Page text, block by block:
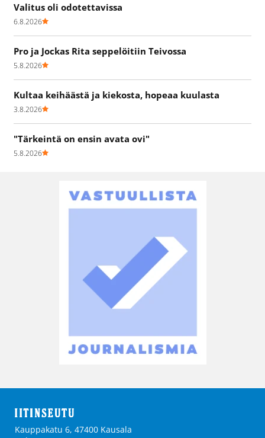
Valitus oli odotettavissa
6.8.2026
Pro ja Jockas Rita seppelöitiin Teivossa
5.8.2026
Kultaa keihäästä ja kiekosta, hopeaa kuulasta
3.8.2026
"Tärkeintä on ensin avata ovi"
5.8.2026
Kauppakatu 6, 47400 Kausala